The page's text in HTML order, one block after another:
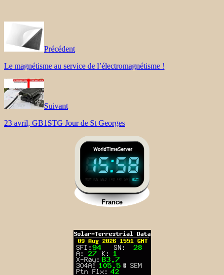
Précédent
Le magnétisme au service de l’électromagnétisme !
Suivant
23 avril, GB1STG Jour de St Georges